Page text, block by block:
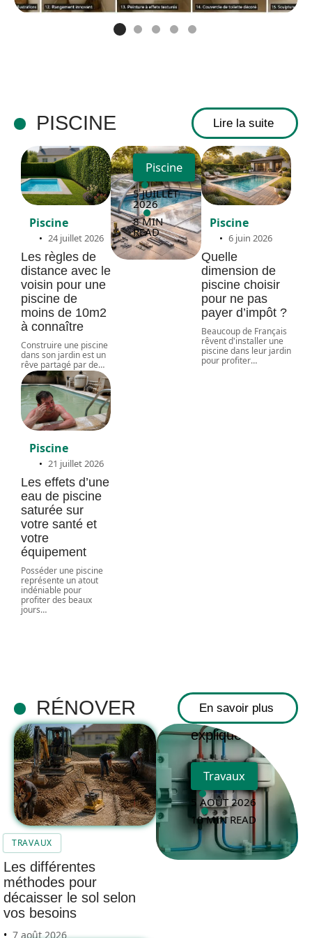
PISCINE Lire la suite
Piscine
24 juillet 2026
Les règles de
distance avec le
voisin pour une
piscine de
moins de 10m2
à connaître
Construire une piscine
dans son jardin est un
rêve partagé par de…
Piscine
21 juillet 2026
Les effets d’une
eau de piscine
saturée sur
votre santé et
votre
équipement
Posséder une piscine
représente un atout
indéniable pour
profiter des beaux
jours…
bonate
: un
Piscine
5 JUILLET
2026
8 MIN
READ
Piscine
6 juin 2026
Quelle
dimension de
piscine choisir
pour ne pas
payer d’impôt ?
Beaucoup de Français
rêvent d'installer une
piscine dans leur jardin
pour profiter…
RÉNOVER En savoir plus
TRAVAUX
Les différentes
méthodes pour
décaisser le sol selon
vos besoins
7 août 2026
d’un
télérupteur
expliqué
Travaux
5 AOÛT 2026
10 MIN READ